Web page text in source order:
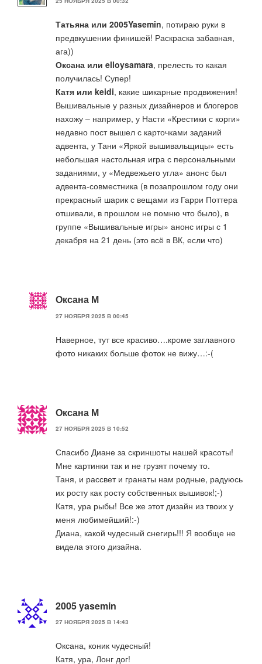
Татьяна или 2005Yasemin, потираю руки в
предвкушении финишей! Раскраска забавная,
ага))
Оксана или elloysamara, прелесть то какая
получилась! Супер!
Катя или keidi, какие шикарные продвижения!
Вышивальные у разных дизайнеров и блогеров
нахожу – например, у Насти «Крестики с корги»
недавно пост вышел с карточками заданий
адвента, у Тани «Яркой вышивальщицы» есть
небольшая настольная игра с персональными
заданиями, у «Медвежьего угла» анонс был
адвента-совместника (в позапрошлом году они
прекрасный шарик с вещами из Гарри Поттера
отшивали, в прошлом не помню что было), в
группе «Вышивальные игры» анонс игры с 1
декабря на 21 день (это всё в ВК, если что)
Оксана М
27 НОЯБРЯ 2025 В 00:45
Наверное, тут все красиво….кроме заглавного
фото никаких больше фоток не вижу…:-(
Оксана М
27 НОЯБРЯ 2025 В 10:52
Спасибо Диане за скриншоты нашей красоты!
Мне картинки так и не грузят почему то.
Таня, и рассвет и гранаты нам родные, радуюсь
их росту как росту собственных вышивок!;-)
Катя, ура рыбы! Все же этот дизайн из твоих у
меня любимейший!:-)
Диана, какой чудесный снегирь!!! Я вообще не
видела этого дизайна.
2005 yasemin
27 НОЯБРЯ 2025 В 14:43
Оксана, коник чудесный!
Катя, ура, Лонг дог!